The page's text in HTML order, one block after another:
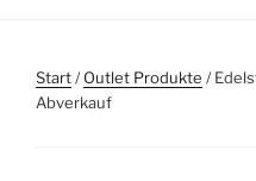
Start/Outlet Produkte /
Abverkauf